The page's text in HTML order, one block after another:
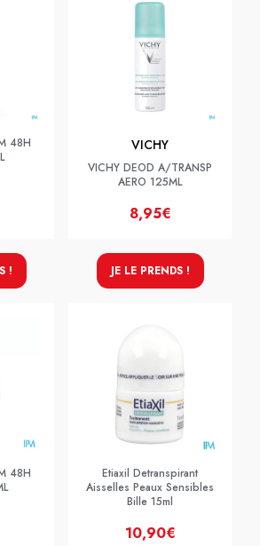
48H
!
VICHY
VICHY DEOD A/TRANSP
AERO 125ML
8,95€
JE LE PRENDS !
48H
Etiaxil Detranspirant
Aisselles Peaux Sensibles
Bille 15ml
10,90€